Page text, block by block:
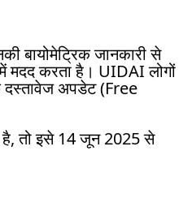
बायोमेट्रिक जानकारी से
मदद करता है। UIDAI लोगों
दस्तावेज अपडेट (Free
तो इसे 14 जून 2025 से